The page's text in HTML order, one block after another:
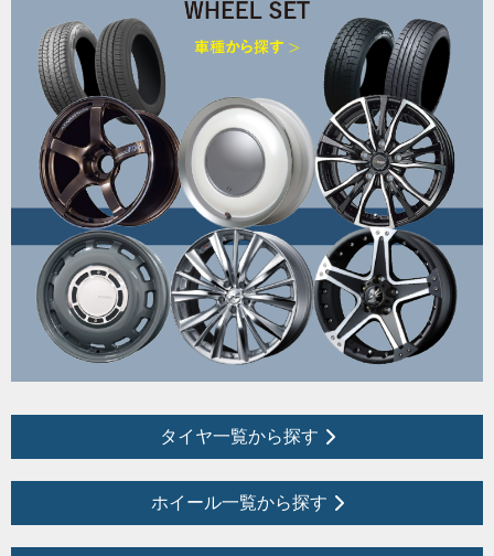
タイヤ一覧から探す
ホイール一覧から探す